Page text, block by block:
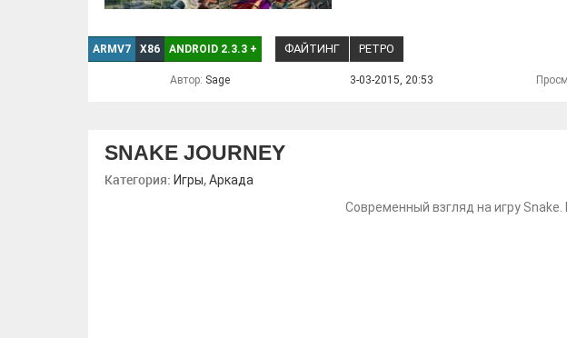
ARMV7 X86 ANDROID 2.3.3 + ФАЙТИНГ РЕТРО
Автор: Sage 3-03-2015, 20:53
SNAKE JOURNEY
Категория: Игры,Аркада
Современный взгляд на игру